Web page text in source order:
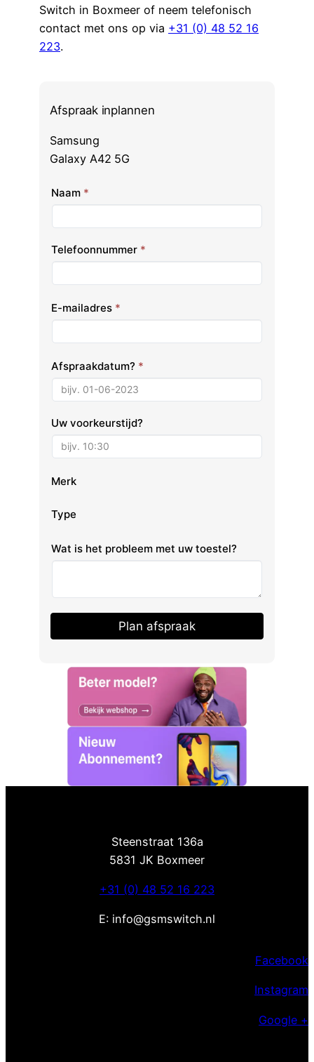
Switch in Boxmeer of neem telefonisch
contact met ons op via +31 (0) 48 52 16
223.
Afspraak inplannen
Samsung
Galaxy A42 5G
Naam *
Telefoonnummer *
E-mailadres *
Afspraakdatum? *
Uw voorkeurstijd?
Merk
Type
Wat is het probleem met uw toestel?
Plan afspraak
Steenstraat 136a
5831 JK Boxmeer
+31 (0) 48 52 16 223
E: info@gsmswitch.nl
Facebook
Instagram
Google +